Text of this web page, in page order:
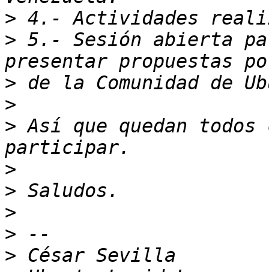
>
> 5.- Sesión abierta
>
>
> Así que quedan
>
>
>
>
>